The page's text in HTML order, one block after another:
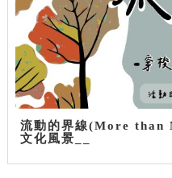
流動的界線(More than
文化風景__